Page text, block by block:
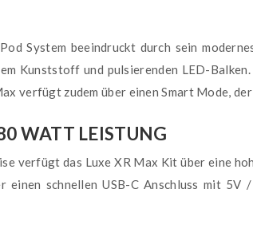
System beeindruckt durch sein
Kunststoff und pulsierenden LED-
verfügt zudem über einen Smart Mode,
WATT LEISTUNG
verfügt das Luxe XR Max Kit über eine
einen schnellen USB-C Anschluss mit